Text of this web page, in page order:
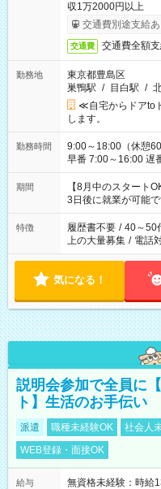
収1万2000円以上
交通費別途支給あ
交通費 交通費全額
勤務地
東京都豊島区
巣鴨駅 / 目白駅 /
≪自宅からドアto
します。
勤務時間
9:00～18:00（休憩60分） ■ご希望があれば下記シ
早番 7:00～16:00 遅番
と休みを合わせたい
「できれば残業は
ね。 ※Wワーク希望の方へ 今ご覧のお仕事で希望する勤務時間
と、もう1つのお仕
合は応募できません
期間
【8月中のスタート
3日後に就業が可能で
特徴 履歴書不要 / 40～50
上の大量募集 / 電話
気になる！
説明会参加で全員に
ト】生活のお手伝い
派遣 職種未経験OK 社会人
WEB登録・面接OK
給与
無資格未経験：時